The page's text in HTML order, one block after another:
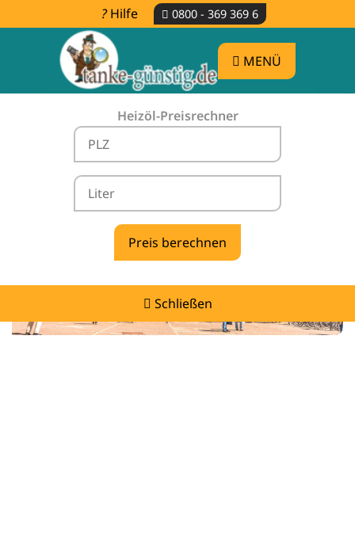
Hilfe 0800 - 369 369 6
MENÜ
Heizöl-Preisrechner
Schließen
Heizölpreise Reken -
vergleichen & günstig tanken